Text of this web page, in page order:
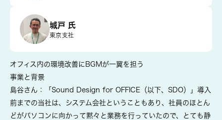
城戸 氏
東京支社
オフィス内の環境改善にBGMが一翼を担う
事業と背景
島谷さん：「Sound Design for OFFICE（以下、SDO）」導入
前までの当社は、システム会社ということもあり、社員のほとん
どがパソコンに向かって黙々と業務を行っていたので、とても静